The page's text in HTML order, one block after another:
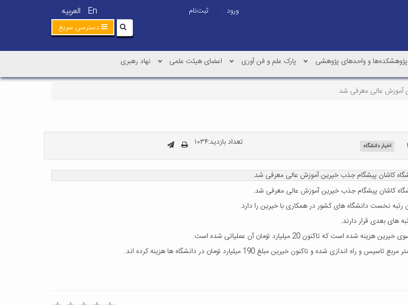
En العربیه ورود |
ثبت‌نام
دسترسی سریع
پژوهشکده‌ها و واحدهای پژوهشی پارک علم و فن آوری اعضای هیئت علمی نهاد رهبری
آموزش عالی معرفی شد
اخبار دانشگاه تعداد بازدید:۱۰۳۴
کاشان پیشگام جذب خیرین آموزش عالی معرفی شد.
کاشان پیشگام جذب خیرین آموزش عالی معرفی شد.
نخست دانشگاه های کشور در همکاری با خیرین را دارد.
های بعدی قرار دارند.